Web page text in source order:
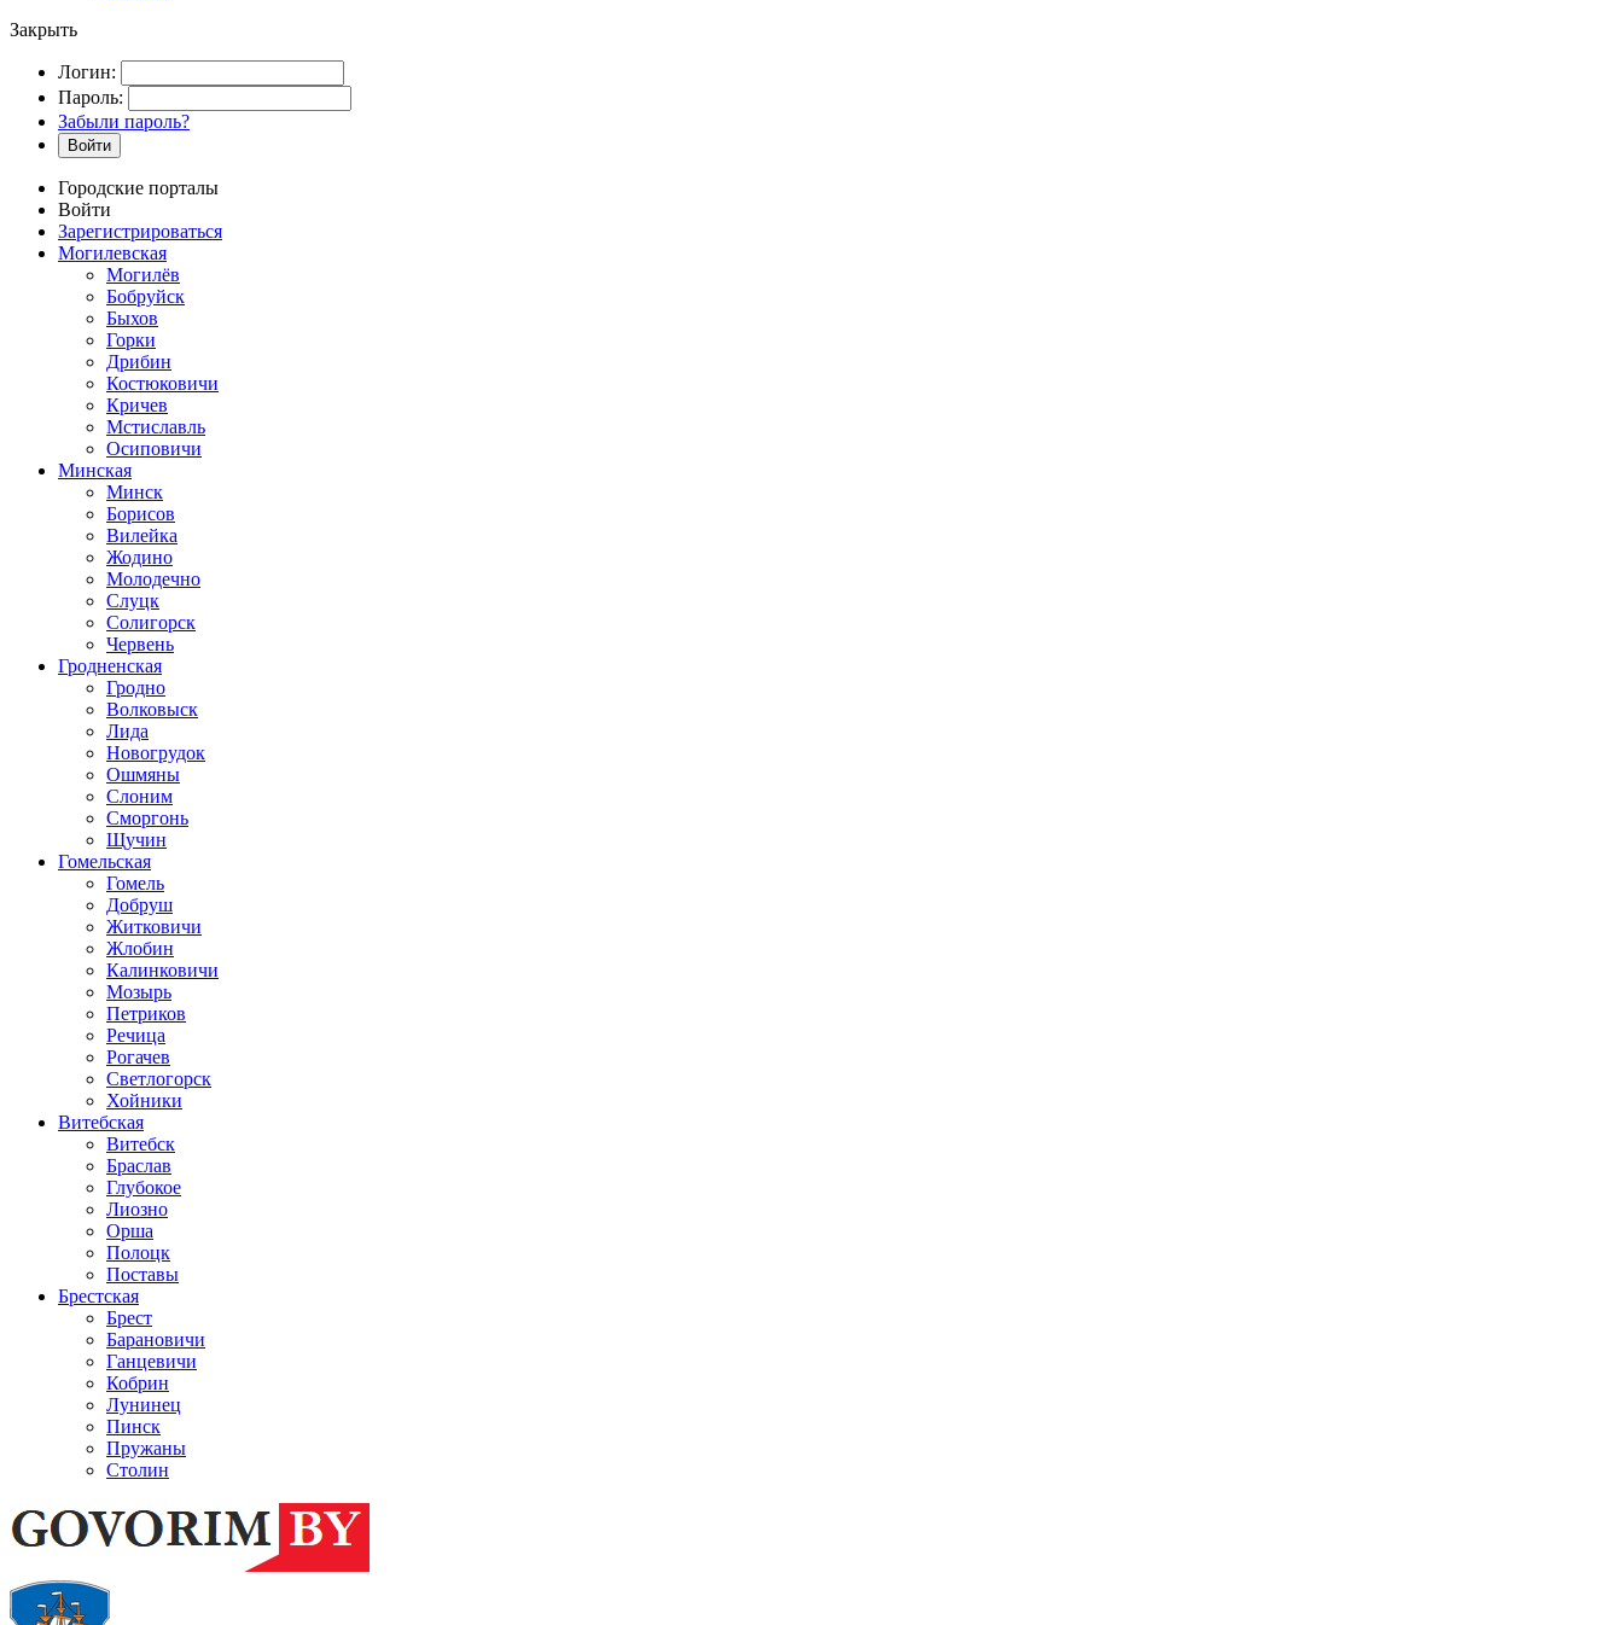
Закрыть
Логин:
Пароль:
Забыли пароль?
Войти
Городские порталы
Войти
Зарегистрироваться
Могилевская
Могилёв
Бобруйск
Быхов
Горки
Дрибин
Костюковичи
Кричев
Мстиславль
Осиповичи
Минская
Минск
Борисов
Вилейка
Жодино
Молодечно
Слуцк
Солигорск
Червень
Гродненская
Гродно
Волковыск
Лида
Новогрудок
Ошмяны
Слоним
Сморгонь
Щучин
Гомельская
Гомель
Добруш
Житковичи
Жлобин
Калинковичи
Мозырь
Петриков
Речица
Рогачев
Светлогорск
Хойники
Витебская
Витебск
Браслав
Глубокое
Лиозно
Орша
Полоцк
Поставы
Брестская
Брест
Барановичи
Ганцевичи
Кобрин
Лунинец
Пинск
Пружаны
Столин